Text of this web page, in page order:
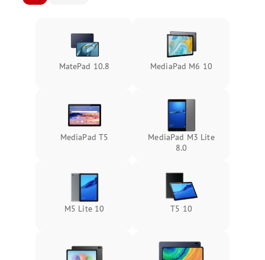
MatePad 10.8 MediaPad M6 10
MediaPad T5
MediaPad M3 Lite
8.0
M5 Lite 10 T5 10